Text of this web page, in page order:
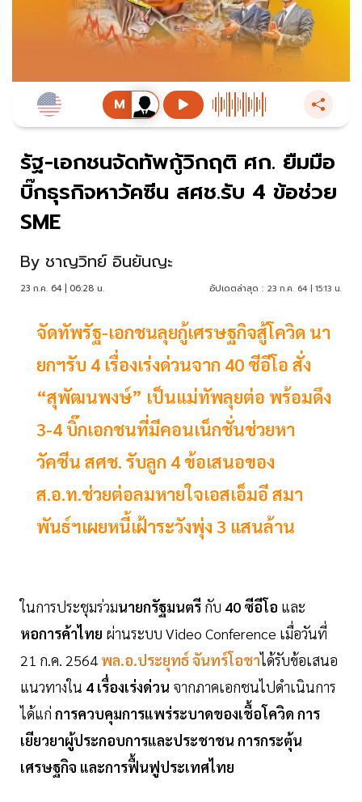
รัฐ-เอกชนจัดทัพกู้วิกฤติ ศก. ยืมมือ
บิ๊กธุรกิจหาวัคซีน สศช.รับ 4 ข้อช่วย
SME
By ชาญวิทย์ อินยันญะ
23 ก.ค. 64 | 06:28 น. อัปเดตล่าสุด : 23 ก.ค. 64 | 15:13 น.
จัดทัพรัฐ-เอกชนลุยกู้เศรษฐกิจสู้โควิด นา
ยกฯรับ 4 เรื่องเร่งด่วนจาก 40 ซีอีโอ สั่ง
“สุพัฒนพงษ์” เป็นแม่ทัพลุยต่อ พร้อมดึง
3-4 บิ๊กเอกชนที่มีคอนเน็กชั่นช่วยหา
วัคซีน สศช. รับลูก 4 ข้อเสนอของ
ส.อ.ท.ช่วยต่อลมหายใจเอสเอ็มอี สมา
พันธ์ฯเผยหนี้เฝ้าระวังพุ่ง 3 แสนล้าน
ในการประชุมร่วมนายกรัฐมนตรี กับ 40 ซีอีโอ และ
หอการค้าไทย ผ่านระบบ Video Conference เมื่อวันที่
21 ก.ค. 2564 พล.อ.ประยุทธ์ จันทร์โอชาได้รับข้อเสนอ
แนวทางใน 4 เรื่องเร่งด่วน จากภาคเอกชนไปดำเนินการ
ได้แก่ การควบคุมการแพร่ระบาดของเชื้อโควิด การ
เยียวยาผู้ประกอบการและประชาชน การกระตุ้น
เศรษฐกิจ และการฟื้นฟูประเทศไทย